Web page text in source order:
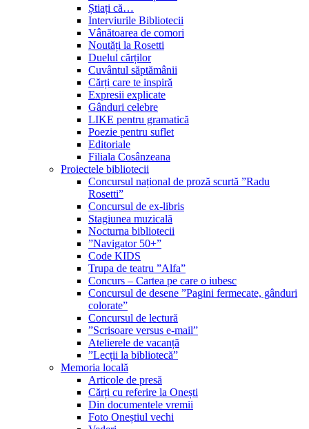
Știați că…
Interviurile Bibliotecii
Vânătoarea de comori
Noutăți la Rosetti
Duelul cărților
Cuvântul săptămânii
Cărți care te inspiră
Expresii explicate
Gânduri celebre
LIKE pentru gramatică
Poezie pentru suflet
Editoriale
Filiala Cosânzeana
Proiectele bibliotecii
Concursul național de proză scurtă ”Radu
Rosetti”
Concursul de ex-libris
Stagiunea muzicală
Nocturna bibliotecii
”Navigator 50+”
Code KIDS
Trupa de teatru ”Alfa”
Concurs – Cartea pe care o iubesc
Concursul de desene ”Pagini fermecate, gânduri
colorate”
Concursul de lectură
”Scrisoare versus e-mail”
Atelierele de vacanță
”Lecții la bibliotecă”
Memoria locală
Articole de presă
Cărți cu referire la Onești
Din documentele vremii
Foto Oneștiul vechi